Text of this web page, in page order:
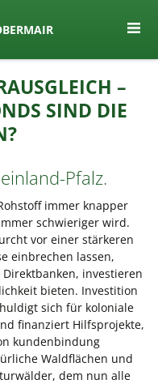
–
SIND DIE
Pfalz.
immer knapper
schwieriger wird.
vor einer stärkeren
einbrechen lassen,
investieren
bieten. Investition
sich für koloniale
finanziert Hilfsprojekte,
kundenbindung
Waldflächen und
dem nun alle